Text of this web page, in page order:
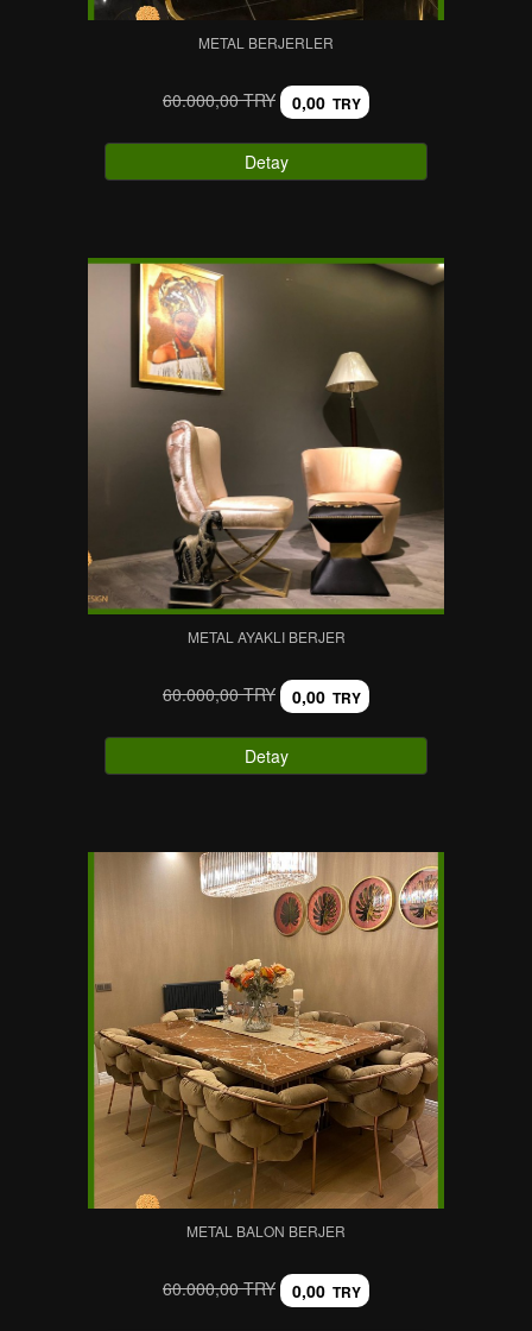
METAL BERJERLER
60.000,00 TRY 0,00 TRY
Detay
METAL AYAKLI BERJER
60.000,00 TRY 0,00 TRY
Detay
METAL BALON BERJER
60.000,00 TRY 0,00 TRY